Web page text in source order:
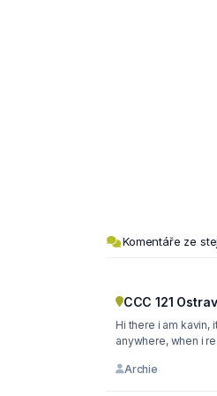
Komentáře ze
CCC 121
Hi there i am kavin,
anywhere, when i
Archie